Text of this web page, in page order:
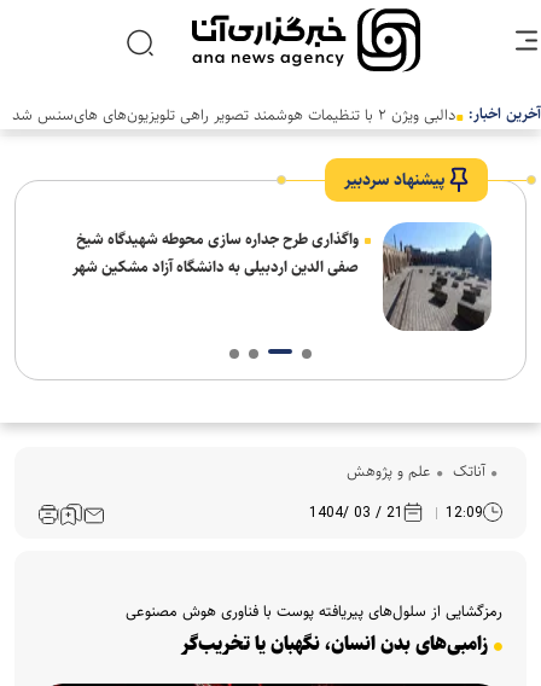
آخرین اخبار:
پیشنهاد سردبیر
واگذاری طرح جداره سازی محوطه شهیدگاه شیخ
صفی الدین اردبیلی به دانشگاه آزاد مشکین شهر
آناتک علم و پژوهش
12:09
21 / 03 /1404
رمزگشایی از سلول‌های پیریافته پوست با فناوری هوش مصنوعی
زامبی‌های بدن انسان، نگهبان یا تخریب‌گر